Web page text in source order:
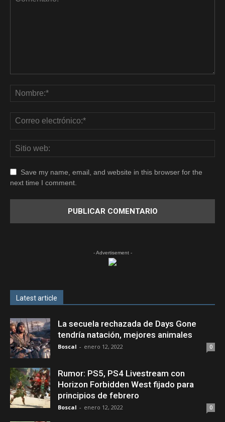
Save my name, email, and website in this browser for the
next time I comment.
- Advertisement -
Latest article
La secuela rechazada de Days Gone
tendría natación, mejores animales
Boscal - enero 12, 2022 0
Rumor: PS5, PS4 Livestream con
Horizon Forbidden West fijado para
principios de febrero
Boscal - enero 12, 2022 0